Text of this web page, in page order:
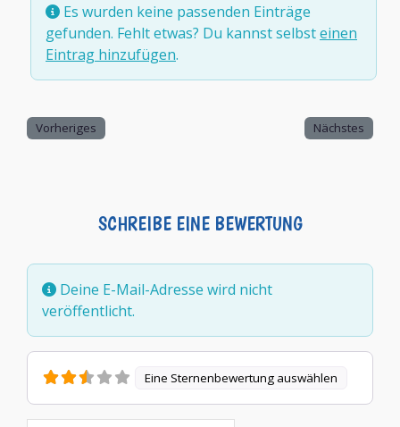
Es wurden keine passenden Einträge
gefunden. Fehlt etwas? Du kannst selbsteinen
Eintrag hinzufügen.
Vorheriges Nächstes
SCHREIBE EINE BEWERTUNG
Deine E-Mail-Adresse wird nicht
veröffentlicht.
Eine Sternenbewertung auswählen